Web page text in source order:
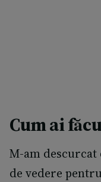
Cum ai
M-am
de vedere